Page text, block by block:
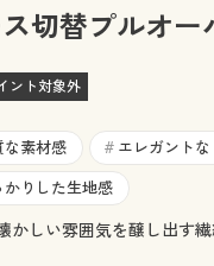
ジュニア・ティ
切替プルオ
ント対象外
な素材感 # エレガント
かりした生地感
かしい雰囲気を醸し出す